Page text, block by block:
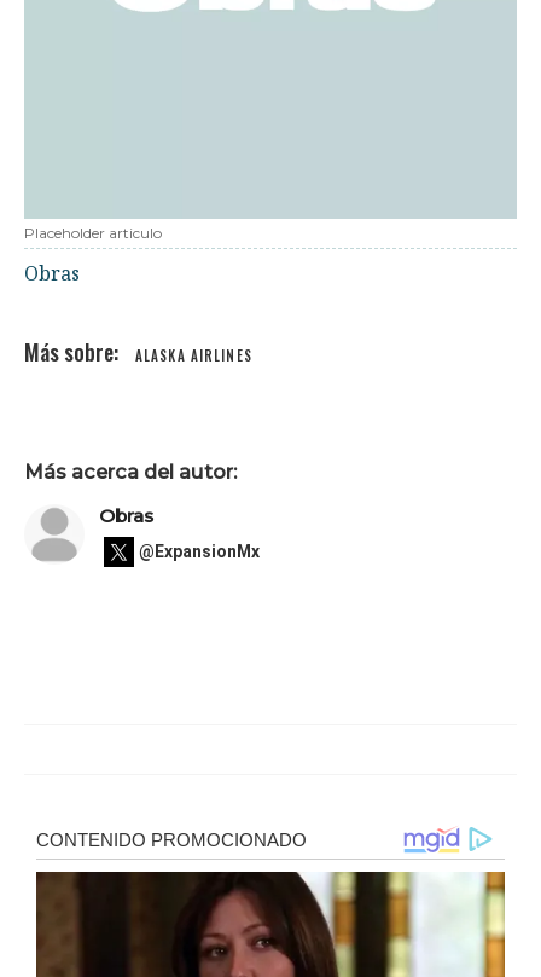
Placeholder articulo
Obras
ALASKA AIRLINES
Más acerca del autor:
Obras
@ExpansionMx